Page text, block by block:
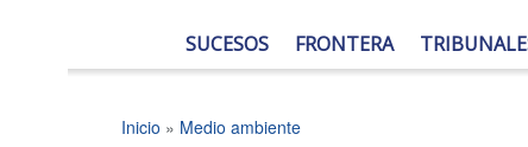
SUCESOS FRONTERA
Inicio » Medio ambiente